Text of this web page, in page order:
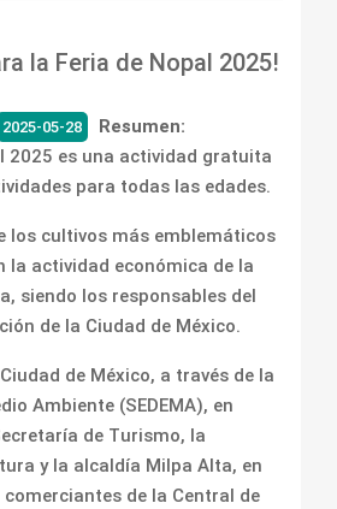
la Feria de Nopal 2025!
2025-05-28
Resumen:
2025 es una actividad gratuita
para todas las edades.
los cultivos más emblemáticos
la actividad económica de la
siendo los responsables del
de la Ciudad de México.
de México, a través de la
Ambiente (SEDEMA), en
de Turismo, la
y la alcaldía Milpa Alta, en
de la Central de